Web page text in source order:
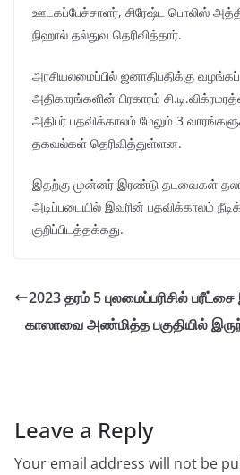
ஊடகப்பேச்சாளர், சிரேஷ்ட பொலிஸ்
நிஹால் தல்துவ தெரிவித்தார்.
அரசியலமைப்பில் ஜனாதிபதிக்கு
அதிகாரங்களின் பிரகாரம்
அதிபர் பதவிக்காலம் மேலும் 3
தகவல்கள் தெரிவித்துள்ளன.
இதற்கு முன்னர் இரண்டு தடவைகள்
அடிப்படையில் இவரின் பதவிக்காலம்
குறிப்பிடத்தக்கது.
2023 தரம் 5 புலமைப்பரிசில்
காஸாவை அண்மித்த பகுதியில்
Leave a Reply
Your email address will not be